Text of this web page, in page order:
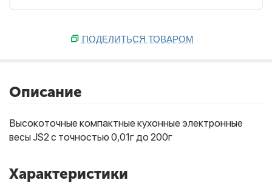
ПОДЕЛИТЬСЯ ТОВАРОМ
Описание
Высокоточные компактные кухонные электронные
весы JS2 с точностью 0,01г до 200г
Характеристики